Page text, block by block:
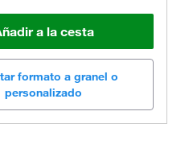
a la cesta
formato a granel o
personalizado